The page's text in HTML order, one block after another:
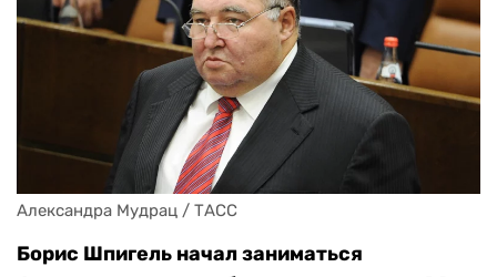
Александра Мудрац / ТАСС
Борис Шпигель начал заниматься